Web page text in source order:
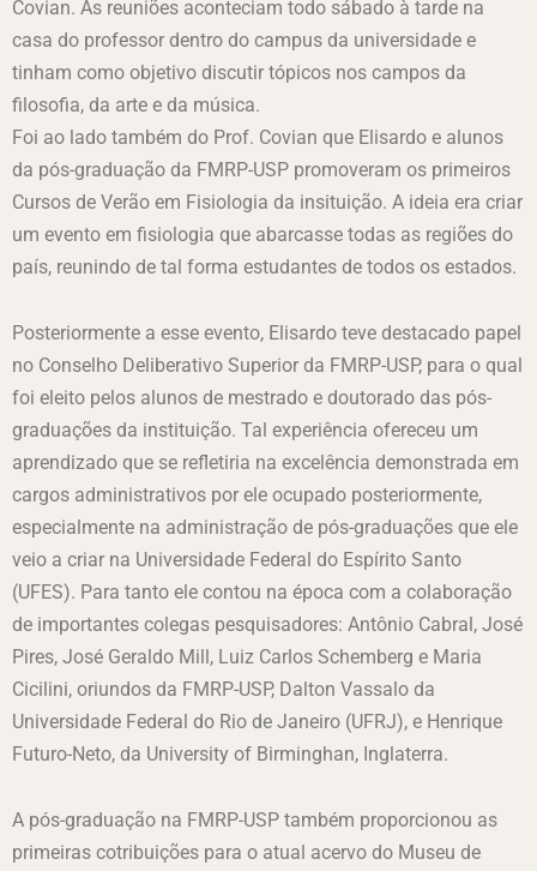
Covian. As reuniões aconteciam todo sábado à tarde na
casa do professor dentro do campus da universidade e
tinham como objetivo discutir tópicos nos campos da
filosofia, da arte e da música.
Foi ao lado também do Prof. Covian que Elisardo e alunos
da pós-graduação da FMRP-USP promoveram os primeiros
Cursos de Verão em Fisiologia da insituição. A ideia era criar
um evento em fisiologia que abarcasse todas as regiões do
país, reunindo de tal forma estudantes de todos os estados.
Posteriormente a esse evento, Elisardo teve destacado papel
no Conselho Deliberativo Superior da FMRP-USP, para o qual
foi eleito pelos alunos de mestrado e doutorado das pós-
graduações da instituição. Tal experiência ofereceu um
aprendizado que se refletiria na excelência demonstrada em
cargos administrativos por ele ocupado posteriormente,
especialmente na administração de pós-graduações que ele
veio a criar na Universidade Federal do Espírito Santo
(UFES). Para tanto ele contou na época com a colaboração
de importantes colegas pesquisadores: Antônio Cabral, José
Pires, José Geraldo Mill, Luiz Carlos Schemberg e Maria
Cicilini, oriundos da FMRP-USP, Dalton Vassalo da
Universidade Federal do Rio de Janeiro (UFRJ), e Henrique
Futuro-Neto, da University of Birminghan, Inglaterra.
A pós-graduação na FMRP-USP também proporcionou as
primeiras cotribuições para o atual acervo do Museu de